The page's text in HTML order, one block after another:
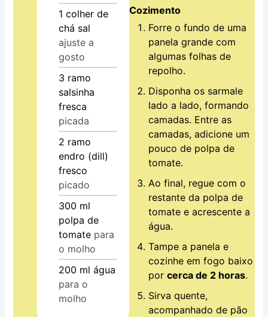
1 colher de
chá sal
ajuste a
gosto
3 ramo
salsinha
fresca
picada
2 ramo
endro (dill)
fresco
picado
300 ml
polpa de
tomate para
o molho
200 ml água
para o
molho
Cozimento
Forre o fundo de uma
panela grande com
algumas folhas de
repolho.
Disponha os sarmale
lado a lado, formando
camadas. Entre as
camadas, adicione um
pouco de polpa de
tomate.
Ao final, regue com o
restante da polpa de
tomate e acrescente a
água.
Tampe a panela e
cozinhe em fogo baixo
porcerca de 2 horas.
Sirva quente,
acompanhado de pão